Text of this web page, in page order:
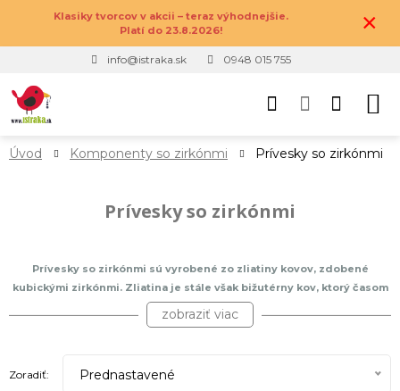
Klasiky tvorcov v akcii – teraz výhodnejšie.
Platí do 23.8.2026!
×
info@istraka.sk 0948 015 755
Úvod Komponenty so zirkónmi Prívesky so zirkónmi
Prívesky so zirkónmi
Prívesky so zirkónmi sú vyrobené zo zliatiny kovov, zdobené
kubickými zirkónmi. Zliatina je stále však bižutérny kov, ktorý časom
môže stratiť svoju krásu, ak je často vystavovaný vode, kozmetike
aôebo chemikáliám. Kubické zirkóny sú laboratórne vytvorené
sa hodia, ako do náramkov, tak na striebornú či zliatinovú retiazku,
zobraziť viac
Zoradiť: Prednastavené